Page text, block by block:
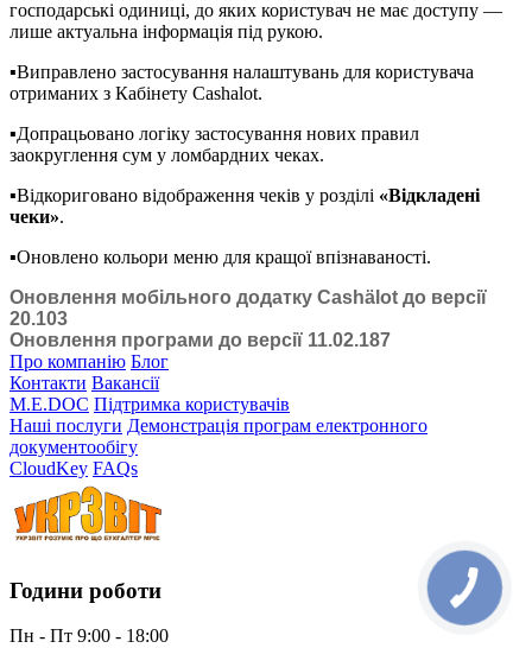
господарські одиниці, до яких користувач не має доступу —
лише актуальна інформація під рукою.
▪️Виправлено застосування налаштувань для користувача
отриманих з Кабінету Cashalot.
▪️Допрацьовано логіку застосування нових правил
заокруглення сум у ломбардних чеках.
▪️Відкориговано відображення чеків у розділі «Відкладені
чеки».
▪️Оновлено кольори меню для кращої впізнаваності.
Оновлення мобільного додатку Cashӓlot до версії
20.103
Оновлення програми до версії 11.02.187
Про компанію Блог
Контакти Вакансії
M.E.DOC Підтримка користувачів
Наші послуги Демонстрація програм електронного
документообігу
CloudKey FAQs
Години роботи
Пн - Пт 9:00 - 18:00